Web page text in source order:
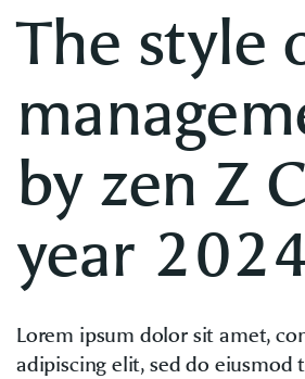
The style
by zen Z
year
Lorem ipsum dolor sit amet,
adipiscing elit, sed do